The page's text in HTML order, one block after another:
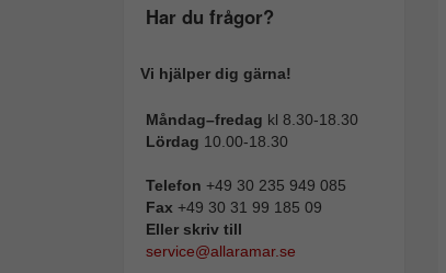
Har du frågor?
Vi hjälper dig gärna!
Måndag–fredag kl 8.30-18.30
Lördag 10.00-18.30
Telefon +49 30 235 949 085
Fax +49 30 31 99 185 09
Eller skriv till
service@allaramar.se